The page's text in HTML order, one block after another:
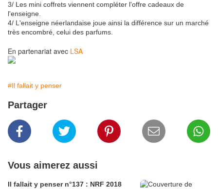
3/ Les mini coffrets viennent compléter l'offre cadeaux de
l'enseigne.
4/ L'enseigne néerlandaise joue ainsi la différence sur un marché
très encombré, celui des parfums.
En partenariat avec LSA
#Il fallait y penser
Partager
Vous aimerez aussi
Il fallait y penser n°137 : NRF 2018